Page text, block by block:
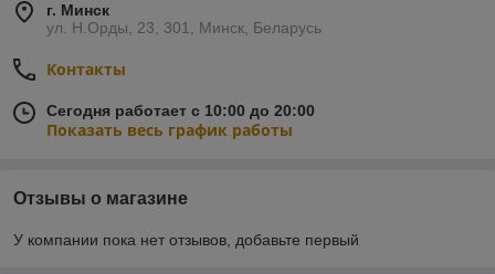
г. Минск
ул. Н.Орды, 23, 301, Минск, Беларусь
Контакты
Сегодня работает с 10:00 до 20:00
Показать весь график работы
Отзывы о магазине
У компании пока нет отзывов, добавьте первый